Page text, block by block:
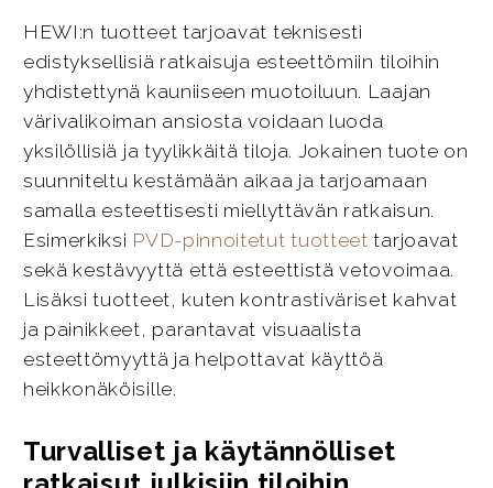
HEWI:n tuotteet tarjoavat teknisesti
edistyksellisiä ratkaisuja esteettömiin tiloihin
yhdistettynä kauniiseen muotoiluun. Laajan
värivalikoiman ansiosta voidaan luoda
yksilöllisiä ja tyylikkäitä tiloja. Jokainen tuote on
suunniteltu kestämään aikaa ja tarjoamaan
samalla esteettisesti miellyttävän ratkaisun.
Esimerkiksi PVD-pinnoitetut tuotteet tarjoavat
sekä kestävyyttä että esteettistä vetovoimaa.
Lisäksi tuotteet, kuten kontrastiväriset kahvat
ja painikkeet, parantavat visuaalista
esteettömyyttä ja helpottavat käyttöä
heikkonäköisille.
Turvalliset ja käytännölliset